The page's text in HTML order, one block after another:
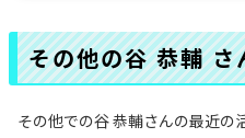
その他の谷 恭輔 さ
その他での谷 恭輔さんの最近の